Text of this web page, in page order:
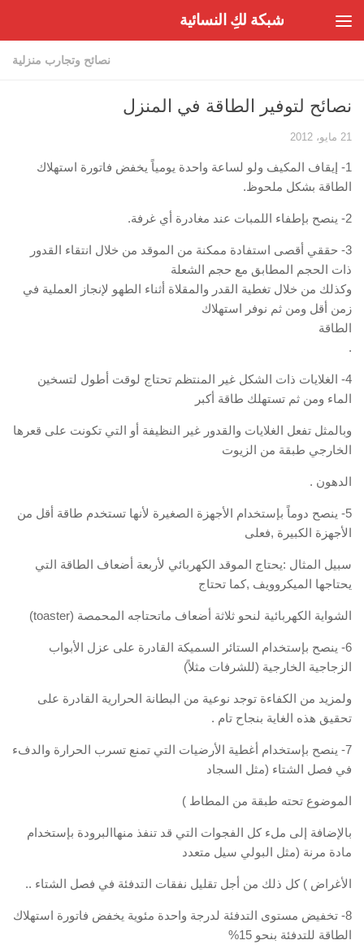
شبكة لكِ النسائية
نصائح وتجارب منزلية
نصائح لتوفير الطاقة في المنزل
21 مايو، 2012
1- إيقاف المكيف ولو لساعة واحدة يومياً يخفض فاتورة استهلاك
الطاقة بشكل ملحوظ.
2- ينصح بإطفاء اللمبات عند مغادرة أي غرفة.
3- حققي أقصى استفادة ممكنة من الموقد من خلال انتقاء القدور
ذات الحجم المطابق مع حجم الشعلة
وكذلك من خلال تغطية القدر والمقلاة أثناء الطهو لإنجاز العملية في
زمن أقل ومن ثم نوفر استهلاك
الطاقة
.
4- الغلايات ذات الشكل غير المنتظم تحتاج لوقت أطول لتسخين
الماء ومن ثم تستهلك طاقة أكبر
وبالمثل تفعل الغلايات والقدور غير النظيفة أو التي تكونت على قعرها
الخارجي طبقة من الزيوت
الدهون .
5- ينصح دوماً بإستخدام الأجهزة الصغيرة لأنها تستخدم طاقة أقل من
الأجهزة الكبيرة ,فعلى
سبيل المثال :يحتاج الموقد الكهربائي لأربعة أضعاف الطاقة التي
يحتاجها الميكروويف ,كما تحتاج
الشواية الكهربائية لنحو ثلاثة أضعاف ماتحتاجه المحمصة (toaster)
6- ينصح بإستخدام الستائر السميكة القادرة على عزل الأبواب
الزجاجية الخارجية (للشرفات مثلاً)
ولمزيد من الكفاءة توجد نوعية من البطانة الحرارية القادرة على
تحقيق هذه الغاية بنجاح تام .
7- ينصح بإستخدام أغطية الأرضيات التي تمنع تسرب الحرارة والدفء
في فصل الشتاء (مثل السجاد
الموضوع تحته طبقة من المطاط )
بالإضافة إلى ملء كل الفجوات التي قد تنفذ منهاالبرودة بإستخدام
مادة مرنة (مثل البولي سيل متعدد
الأغراض ) كل ذلك من أجل تقليل نفقات التدفئة في فصل الشتاء ..
8- تخفيض مستوى التدفئة لدرجة واحدة مئوية يخفض فاتورة استهلاك
الطاقة للتدفئة بنحو 15%